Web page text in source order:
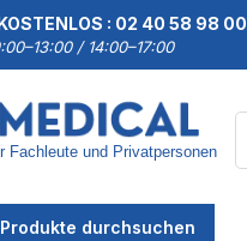
: 02 40 58 98 00
/ 14:00–17:00
Fachleute und Privatpersonen
durchsuchen